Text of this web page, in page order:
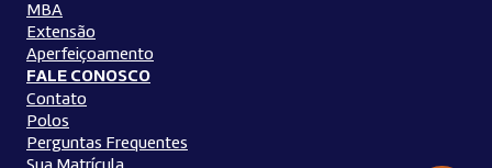
MBA
Extensão
Aperfeiçoamento
FALE CONOSCO
Contato
Polos
Perguntas Frequentes